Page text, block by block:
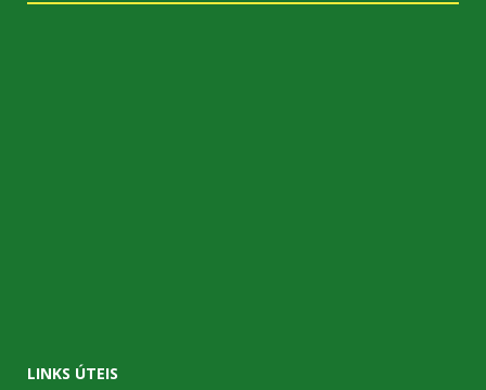
LINKS ÚTEIS